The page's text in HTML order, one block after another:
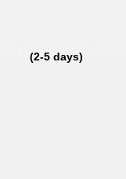
(2-5 days)